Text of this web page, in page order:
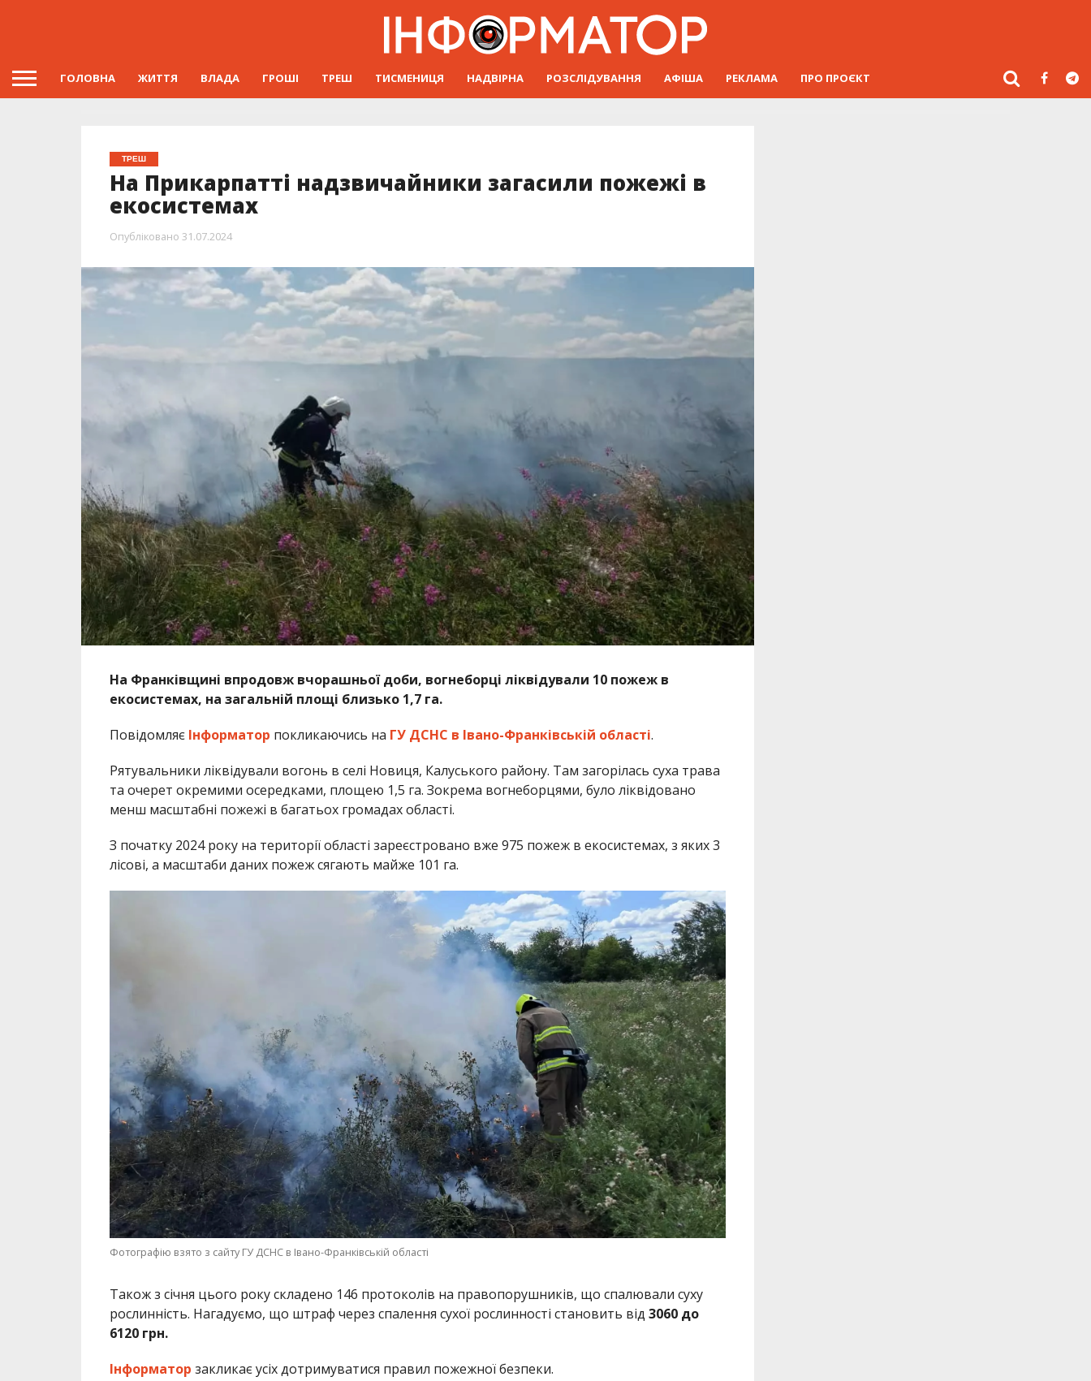
ГОЛОВНА ЖИТТЯ ВЛАДА ГРОШІ ТРЕШ ТИСМЕНИЦЯ НАДВІРНА РОЗСЛІДУВАННЯ АФІША РЕКЛАМА ПРО ПРОЄКТ
ТРЕШ
На Прикарпатті надзвичайники загасили пожежі в
екосистемах
Опубліковано 31.07.2024
На Франківщині впродовж вчорашньої доби, вогнеборці ліквідували 10 пожеж в
екосистемах, на загальній площі близько 1,7 га.
Повідомляє Інформатор покликаючись на ГУ ДСНС в Івано-Франківській області.
Рятувальники ліквідували вогонь в селі Новиця, Калуського району. Там загорілась суха трава
та очерет окремими осередками, площею 1,5 га. Зокрема вогнеборцями, було ліквідовано
менш масштабні пожежі в багатьох громадах області.
З початку 2024 року на території області зареєстровано вже 975 пожеж в екосистемах, з яких 3
лісові, а масштаби даних пожеж сягають майже 101 га.
Фотографію взято з сайту ГУ ДСНС в Івано-Франківській області
Також з січня цього року складено 146 протоколів на правопорушників, що спалювали суху
рослинність. Нагадуємо, що штраф через спалення сухої рослинності становить від 3060 до
6120 грн.
Інформатор закликає усіх дотримуватися правил пожежної безпеки.